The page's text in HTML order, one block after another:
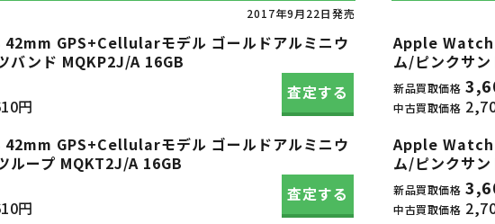
2017年9月22日発売
GPS+Cellularモデル ゴールドアルミニウ
バンド MQKP2J/A 16GB
円
査定する
GPS+Cellularモデル ゴールドアルミニウ
ループ MQKT2J/A 16GB
円
査定する
Apple Watch
ム/ピンクサ
新品買取価格
中古買取価格
Apple Watch
ム/ピンクサ
新品買取価格
中古買取価格